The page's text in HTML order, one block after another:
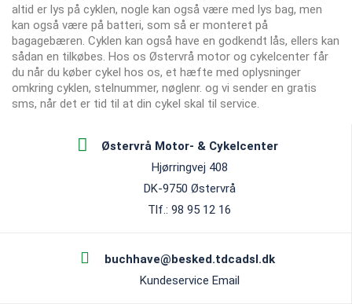
altid er lys på cyklen, nogle kan også være med lys bag, men
kan også være på batteri, som så er monteret på
bagagebæren. Cyklen kan også have en godkendt lås, ellers kan
sådan en tilkøbes. Hos os Østervrå motor og cykelcenter får
du når du køber cykel hos os, et hæfte med oplysninger
omkring cyklen, stelnummer, nøglenr. og vi sender en gratis
sms, når det er tid til at din cykel skal til service.
Østervrå Motor- & Cykelcenter
Hjørringvej 408
DK-9750 Østervrå
Tlf.: 98 95 12 16
buchhave@besked.tdcadsl.dk
Kundeservice Email